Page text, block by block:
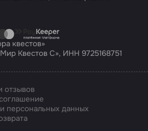
квестов»
Квестов С», ИНН 9725168751
отзывов
персональных данных